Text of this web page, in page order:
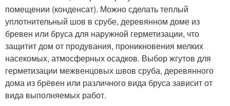
помещении (конденсат). Можно сделать теплый
уплотнительный шов в срубе, деревянном доме из
бревен или бруса для наружной герметизации, что
защитит дом от продувания, проникновения мелких
насекомых, атмосферных осадков. Выбор жгутов для
герметизации межвенцовых швов сруба, деревянного
дома из брёвен или различного вида бруса зависит от
вида выполняемых работ.